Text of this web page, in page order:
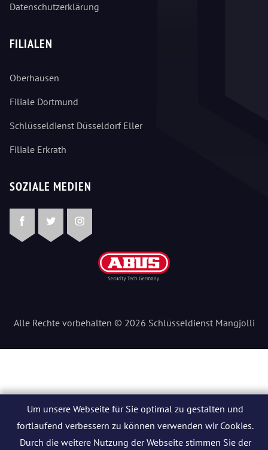
Datenschutzerklärung
FILIALEN
Oberhausen
Filiale Dortmund
Schlüsseldienst Düsseldorf Eller
Filiale Erkrath
SOZIALE MEDIEN
FacebookTwitterInstagram
Alle Rechte vorbehalten © 2026 Schlüsseldienst Mangjolli
Um unsere Webseite für Sie optimal zu gestalten und
fortlaufend verbessern zu können verwenden wir Cookies.
Durch die weitere Nutzung der Webseite stimmen Sie der